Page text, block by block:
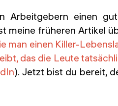
Arbeitgebern einen
meine früheren Artikel
man einen Killer-
das die Leute
). Jetzt bist du bereit,